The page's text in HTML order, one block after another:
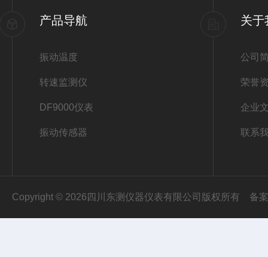
产品导航
振动温度
转速监测仪
DF9000仪表
振动传感器
关于
公司
荣誉
企业
联系
Copyright © 2026四川东测仪器仪表有限公司版权所有 备